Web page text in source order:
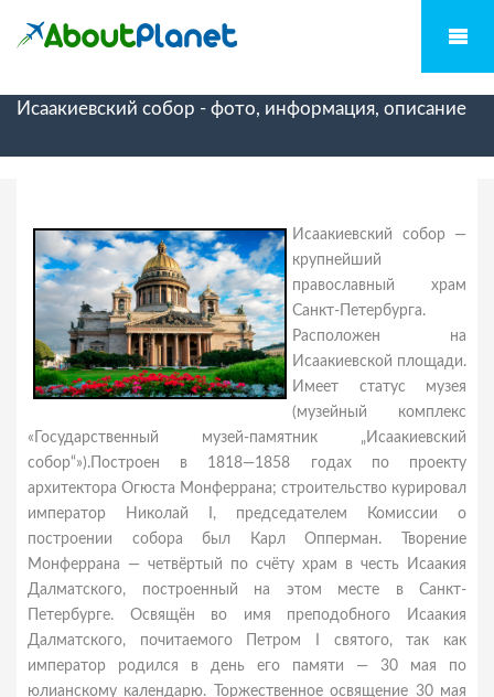
Исаакиевский собор - фото, информация, описание
Исаакиевский собор —
крупнейший
православный храм
Санкт-Петербурга.
Расположен на
Исаакиевской площади.
Имеет статус музея
(музейный комплекс
«Государственный музей-памятник „Исаакиевский
собор“»).Построен в 1818—1858 годах по проекту
архитектора Огюста Монферрана; строительство курировал
император Николай I, председателем Комиссии о
построении собора был Карл Опперман. Творение
Монферрана — четвёртый по счёту храм в честь Исаакия
Далматского, построенный на этом месте в Санкт-
Петербурге. Освящён во имя преподобного Исаакия
Далматского, почитаемого Петром I святого, так как
император родился в день его памяти — 30 мая по
юлианскому календарю. Торжественное освящение 30 мая